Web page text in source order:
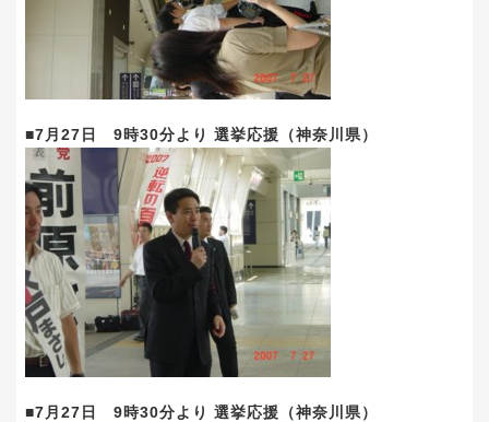
■7月27日 9時30分より 選挙応援（神奈川県）
■7月27日 9時30分より 選挙応援（神奈川県）